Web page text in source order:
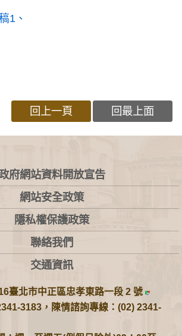
1
回上一頁 回最上面
府網站資料開放宣告
網站安全政策
隱私權保護政策
聯絡我們
交通資訊
臺北市中正區忠孝東路一段 2 號
3183，陳情諮詢專線：(02) 2341-